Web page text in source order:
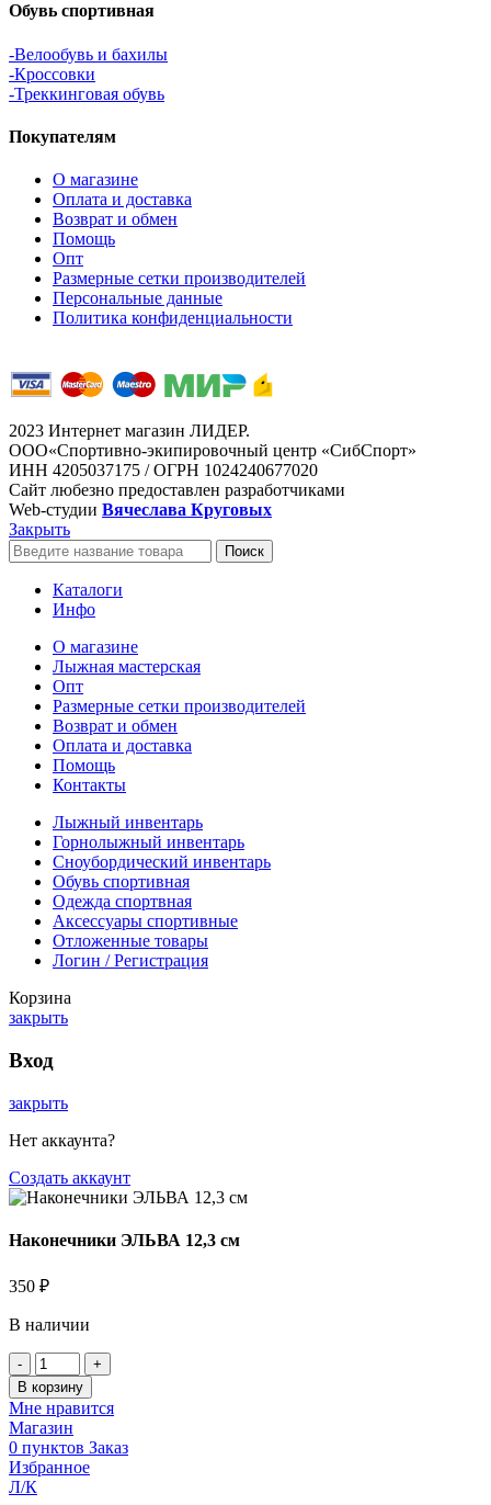
Обувь спортивная
-Велообувь и бахилы
-Кроссовки
-Треккинговая обувь
Покупателям
О магазине
Оплата и доставка
Возврат и обмен
Помощь
Опт
Размерные сетки производителей
Персональные данные
Политика конфиденциальности
2023 Интернет магазин ЛИДЕР.
ООО«Спортивно-экипировочный центр «СибСпорт»
ИНН 4205037175 / ОГРН 1024240677020
Сайт любезно предоставлен разработчиками
Web-студии Вячеслава Круговых
Закрыть
Поиск
Каталоги
Инфо
О магазине
Лыжная мастерская
Опт
Размерные сетки производителей
Возврат и обмен
Оплата и доставка
Помощь
Контакты
Лыжный инвентарь
Горнолыжный инвентарь
Сноубордический инвентарь
Обувь спортивная
Одежда спортвная
Аксессуары спортивные
Отложенные товары
Логин / Регистрация
Корзина
закрыть
Вход
закрыть
Нет аккаунта?
Создать аккаунт
Наконечники ЭЛЬВА 12,3 см
350 ₽
В наличии
Количество
товара
Наконечники
ЭЛЬВА
12,3
см
В корзину
Мне нравится
Магазин
0 пунктов Заказ
Избранное
Л/К